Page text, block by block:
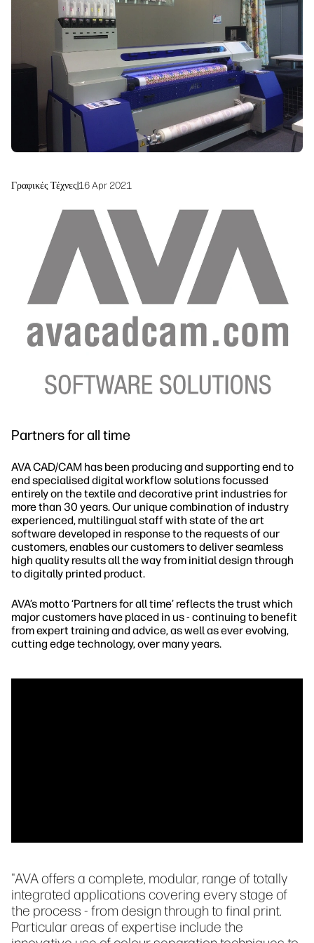
Γραφικές Τέχνες|16 Apr 2021
Partners for all time
AVA CAD/CAM has been producing and supporting end to
end specialised digital workflow solutions focussed
entirely on the textile and decorative print industries for
more than 30 years. Our unique combination of industry
experienced, multilingual staff with state of the art
software developed in response to the requests of our
customers, enables our customers to deliver seamless
high quality results all the way from initial design through
to digitally printed product.
AVA’s motto ‘Partners for all time’ reflects the trust which
major customers have placed in us - continuing to benefit
from expert training and advice, as well as ever evolving,
cutting edge technology, over many years.
"AVA offers a complete, modular, range of totally
integrated applications covering every stage of
the process - from design through to final print.
Particular areas of expertise include the